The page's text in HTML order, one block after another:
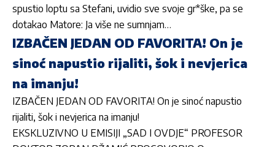
spustio loptu sa Stefani, uvidio sve svoje gr*ške, pa se
dotakao Matore: Ja više ne sumnjam…
IZBAČEN JEDAN OD FAVORITA! On je
sinoć napustio rijaliti, šok i nevjerica
na imanju!
IZBAČEN JEDAN OD FAVORITA! On je sinoć napustio
rijaliti, šok i nevjerica na imanju!
EKSKLUZIVNO U EMISIJI „SAD I OVDJE“ PROFESOR